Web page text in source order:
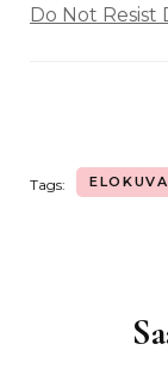
Do Not Resist
Tags: ELOKUVA